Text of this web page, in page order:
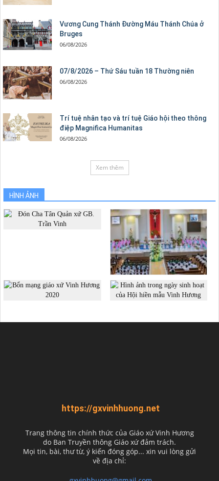
Vương Cung Thánh Ðường Máu Thánh Chúa ở
Bruges
06/08/2026
07/8/2026 – Thứ Sáu tuần 18 Thường niên
06/08/2026
Trí tuệ nhân tạo và trí tuệ Giáo hội theo thông
điệp Magnifica Humanitas
06/08/2026
Xem thêm
HÌNH ẢNH
https://gxvinhhuong.net
Trang thông tin chính thức của Giáo xứ Vinh Hương
do Ban Truyền thông Giáo xứ đảm trách.
Mọi tin, bài, thư từ, ý kiến đóng góp... xin vui lòng gửi
về địa chỉ: